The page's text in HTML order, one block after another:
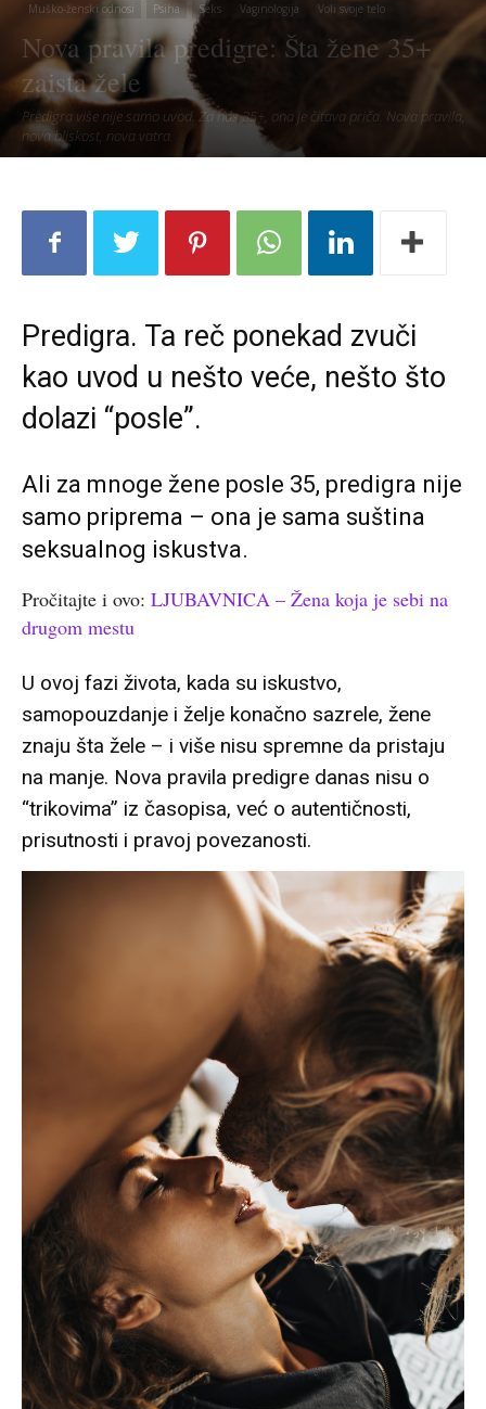
Muško-ženski odnosi
Psiha Seks Vaginologija Voli svoje telo
Nova pravila predigre: Šta žene 35+
zaista žele
Predigra više nije samo uvod. Za nas 35+, ona je čitava priča. Nova pravila,
nova bliskost, nova vatra.
Predigra. Ta reč ponekad zvuči
kao uvod u nešto veće, nešto što
dolazi “posle”.
Ali za mnoge žene posle 35, predigra nije
samo priprema – ona je sama suština
seksualnog iskustva.
Pročitajte i ovo: LJUBAVNICA – Žena koja je sebi na
drugom mestu
U ovoj fazi života, kada su iskustvo,
samopouzdanje i želje konačno sazrele, žene
znaju šta žele – i više nisu spremne da pristaju
na manje. Nova pravila predigre danas nisu o
“trikovima” iz časopisa, već o autentičnosti,
prisutnosti i pravoj povezanosti.